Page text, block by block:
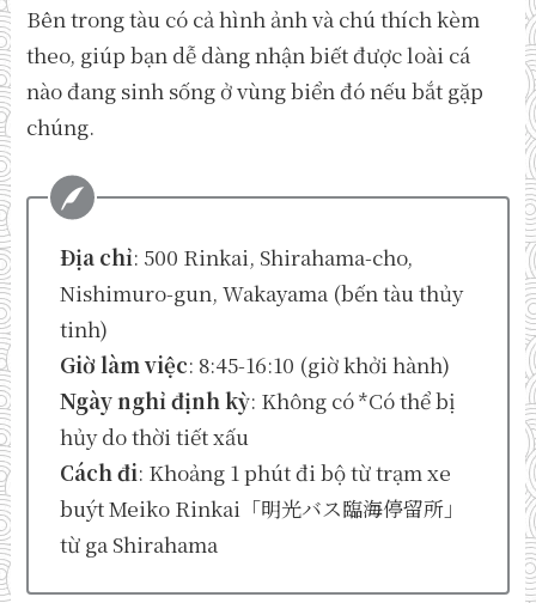
Bên trong tàu có cả hình ảnh và chú thích kèm
theo, giúp bạn dễ dàng nhận biết được loài cá
nào đang sinh sống ở vùng biển đó nếu bắt gặp
chúng.
Địa chỉ: 500 Rinkai, Shirahama-cho,
Nishimuro-gun, Wakayama (bến tàu thủy
tinh)
Giờ làm việc: 8:45-16:10 (giờ khởi hành)
Ngày nghỉ định kỳ: Không có *Có thể bị
hủy do thời tiết xấu
Cách đi: Khoảng 1 phút đi bộ từ trạm xe
buýt Meiko Rinkai「明光バス臨海停留所」
từ ga Shirahama